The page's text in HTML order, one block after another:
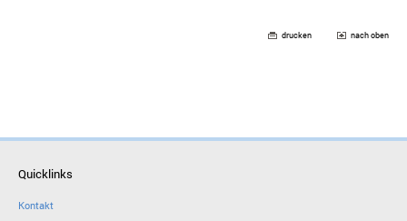
drucken nach oben
Quicklinks
Kontakt